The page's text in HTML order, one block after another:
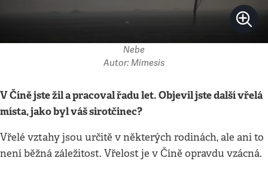
Nebe
Autor: Mimesis
V Číně jste žil a pracoval řadu let. Objevil jste další vřelá
místa, jako byl váš sirotčinec?
Vřelé vztahy jsou určitě v některých rodinách, ale ani to
není běžná záležitost. Vřelost je v Číně opravdu vzácná.